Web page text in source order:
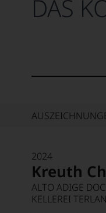
DAS
2024
Kreuth
ALTO ADIGE DOC
KELLEREI TERLAN